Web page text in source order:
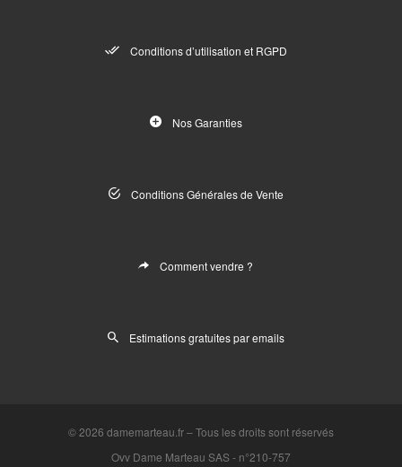
Conditions d’utilisation et RGPD
Nos Garanties
Conditions Générales de Vente
Comment vendre ?
Estimations gratuites par emails
© 2026 damemarteau.fr–Tous les droits sont réservés
Ovv Dame Marteau SAS - n°210-757